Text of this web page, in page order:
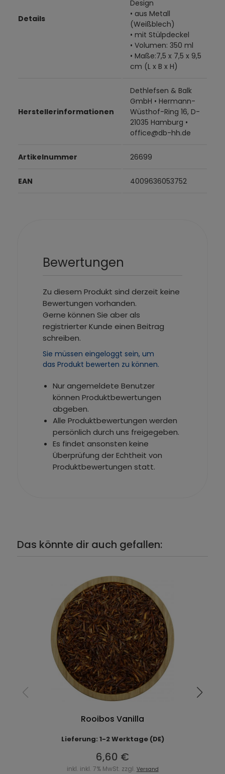
Details
Design
• aus Metall
(Weißblech)
• mit Stülpdeckel
• Volumen: 350 ml
• Maße:7,5 x 7,5 x 9,5
cm (L x B x H)
Herstellerinformationen
Dethlefsen & Balk
GmbH • Hermann-
Wüsthof-Ring 16, D-
21035 Hamburg •
office@db-hh.de
Artikelnummer 26699
EAN 4009636053752
Bewertungen
Zu diesem Produkt sind derzeit keine
Bewertungen vorhanden.
Gerne können Sie aber als
registrierter Kunde einen Beitrag
schreiben.
Sie müssen eingeloggt sein, um
das Produkt bewerten zu können.
Nur angemeldete Benutzer
können Produktbewertungen
abgeben.
Alle Produktbewertungen werden
persönlich durch uns freigegeben.
Es findet ansonsten keine
Überprüfung der Echtheit von
Produktbewertungen statt.
Das könnte dir auch gefallen:
Rooibos Vanilla
Lieferung: 1-2 Werktage (DE)
6,60 €
inkl. inkl. 7% MwSt. zzgl. Versand